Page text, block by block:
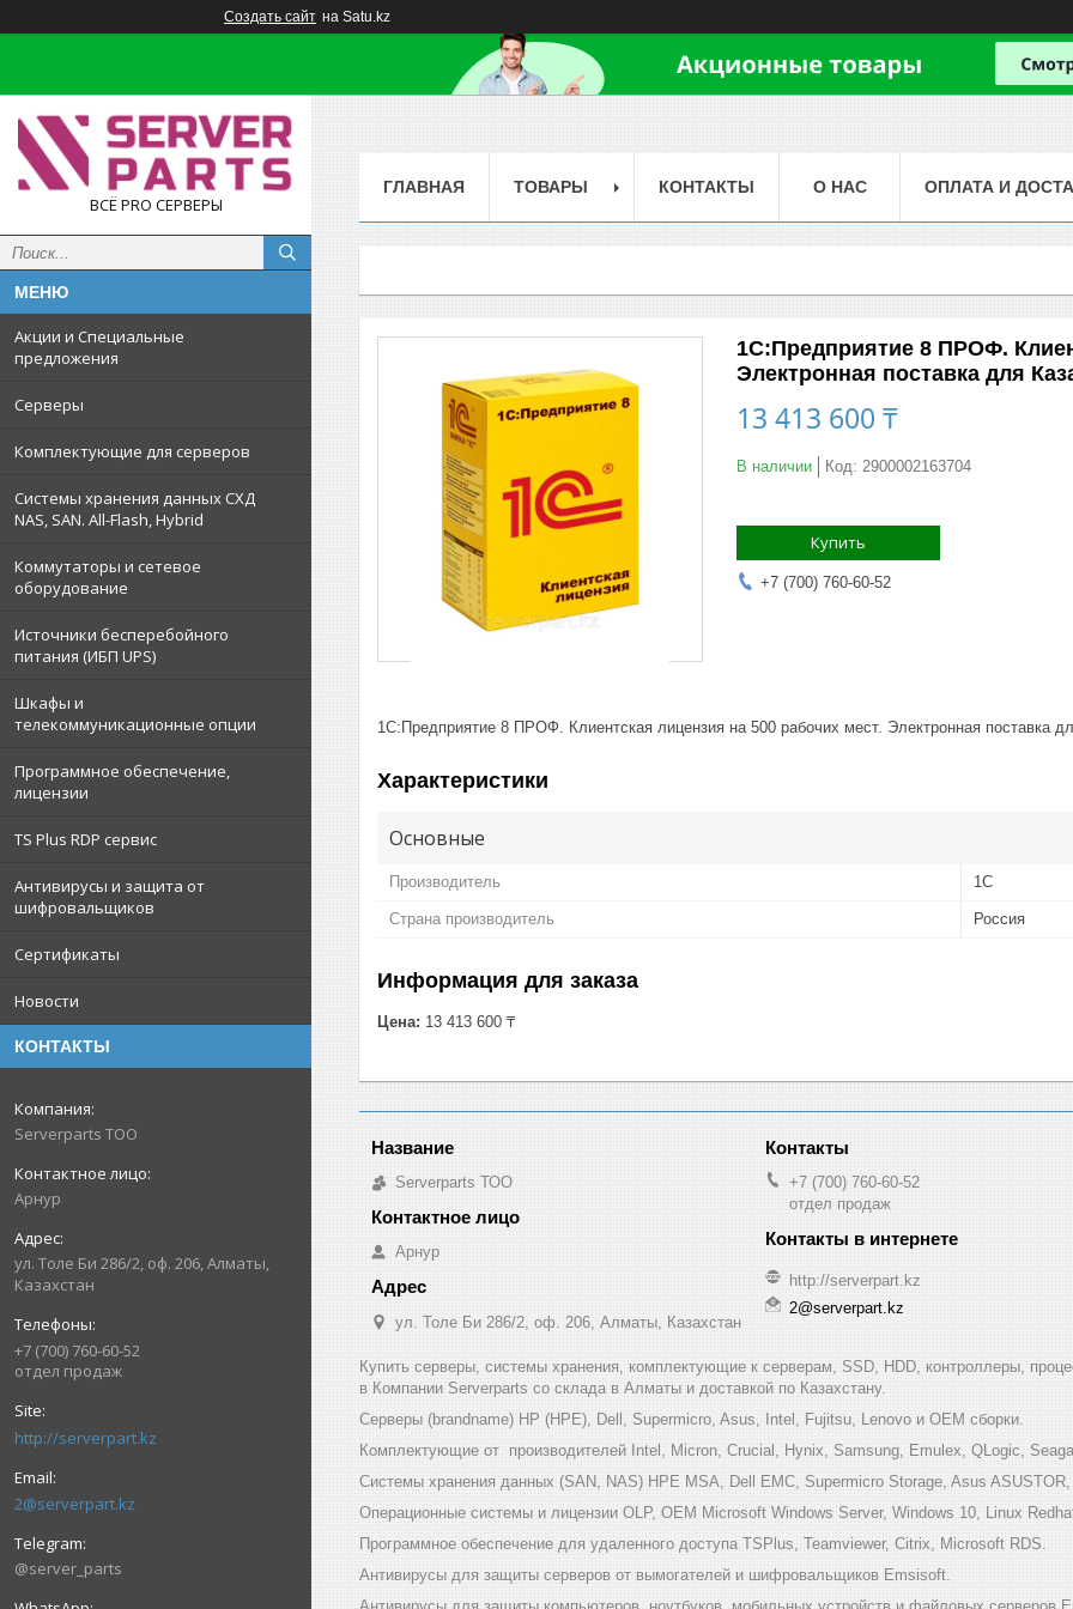
Создать сайт на Satu.kz
ВСЁ PRO СЕРВЕРЫ
Акции и Специальные
предложения
Серверы
Комплектующие для серверов
Системы хранения данных СХД
NAS, SAN. All-Flash, Hybrid
Коммутаторы и сетевое
оборудование
Источники бесперебойного
питания (ИБП UPS)
Шкафы и
телекоммуникационные опции
Программное обеспечение,
лицензии
TS Plus RDP сервис
Антивирусы и защита от
шифровальщиков
Сертификаты
Новости
КОНТАКТЫ
Serverparts ТОО
Арнур
ул. Толе Би 286/2, оф. 206, Алматы,
Казахстан
+7 (700) 760-60-52
отдел продаж
http://serverpart.kz
2@serverpart.kz
@server_parts
ГЛАВНАЯ ТОВАРЫ КОНТАКТЫ О НАС ОПЛАТА И
1С:Предприятие 8 ПРОФ.
Электронная поставка для
13 413 600 ₸
В наличии Код: 2900002163704
Купить
+7 (700) 760-60-52
1С:Предприятие 8 ПРОФ. Клиентская лицензия на 500 рабочих мест. Электронная поставка
Характеристики
Основные
Производитель 1С
Страна производитель Россия
Информация для заказа
Цена: 13 413 600 ₸
Serverparts ТОО
Арнур
ул. Толе Би 286/2, оф. 206, Алматы, Казахстан
+7 (700) 760-60-52
отдел продаж
http://serverpart.kz
2@serverpart.kz
Купить серверы, системы хранения, комплектующие к серверам, SSD, HDD, контроллеры,
в Компании Serverparts со склада в Алматы и доставкой по Казахстану.
Серверы (brandname) HP (HPE), Dell, Supermicro, Asus, Intel, Fujitsu, Lenovo и ОЕМ сборки.
Комплектующие от производителей Intel, Micron, Crucial, Hynix, Samsung, Emulex, QLogic,
Системы хранения данных (SAN, NAS) HPE MSA, Dell EMC, Supermicro Storage, Asus
Операционные системы и лицензии OLP, OEM Microsoft Windows Server, Windows 10, Linux
Программное обеспечение для удаленного доступа TSPlus, Teamviewer, Citrix, Microsoft RDS.
Антивирусы для защиты серверов от вымогателей и шифровальщиков Emsisoft.